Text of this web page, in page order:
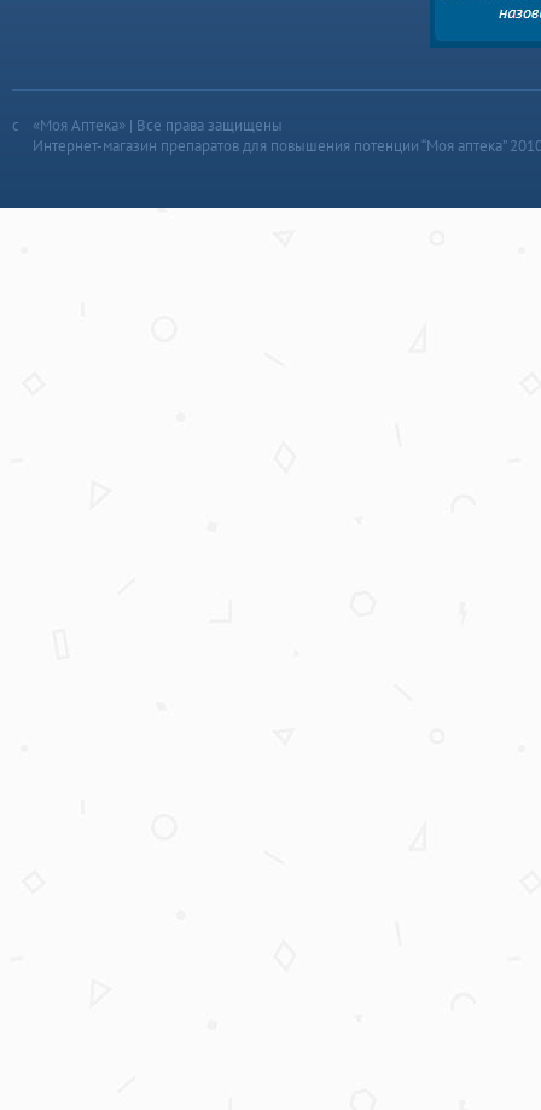
«Моя Аптека» | Все права защищены
Интернет-магазин препаратов для повышения потенции “Моя аптека”